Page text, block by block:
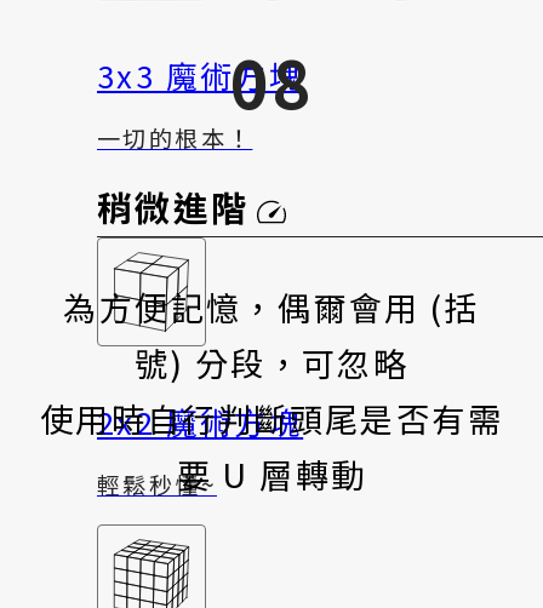
3x3 魔術方塊
一切的根本！
稍微進階
2x2 魔術方塊
輕鬆秒懂~
08
為方便記憶，偶爾會用 (括
號) 分段，可忽略
使用時自行判斷頭尾是否有需
要 U 層轉動